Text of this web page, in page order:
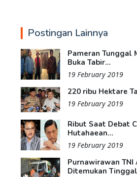
Postingan Lainnya
Pameran Tunggal
Buka Tabir...
19 February 2019
220 ribu Hektare
19 February 2019
Ribut Saat Debat
Hutahaean...
19 February 2019
Purnawirawan TNI
Ditemukan